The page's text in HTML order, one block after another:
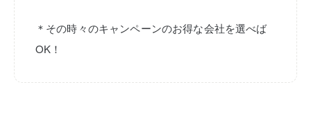
＊その時々のキャンペーンのお得な会社を選べば
OK！